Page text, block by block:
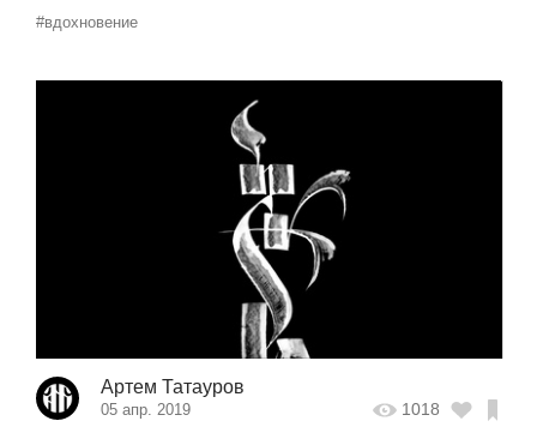
#вдохновение
Артем Татауров
05 апр. 2019 1018